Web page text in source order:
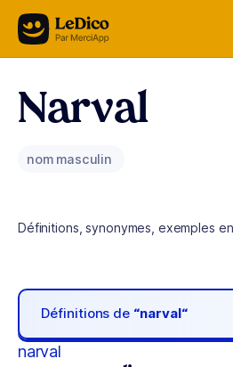
Aller au contenu
Narval
nom masculin
Définitions, synonymes, exemples
Définitions de “narval“
narval